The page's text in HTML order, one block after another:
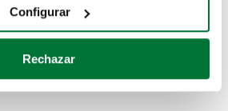
analizándolo activamente
específicas (huellas
sobre cómo se procesan sus
Configurar
Rechazar